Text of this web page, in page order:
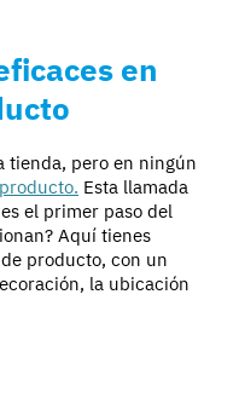
en
tienda, pero en ningún
Esta llamada
el primer paso del
Aquí tienes
producto, con un
la ubicación